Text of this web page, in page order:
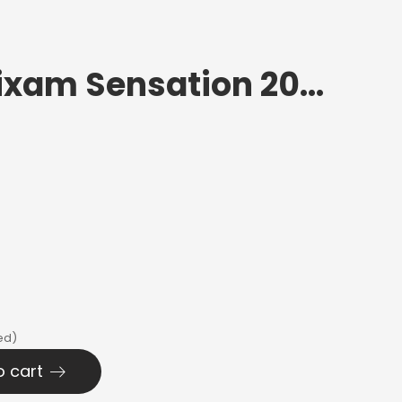
Konepeitto Aixam Sensation 2017+
cart